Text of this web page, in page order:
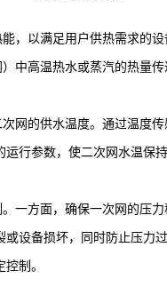
以满足用户供热需求的设
高温热水或蒸汽的热量
的供水温度。通过温度
行参数，使二次网水温保
方面，确保一次网的压
设备损坏，同时防止压力
制。